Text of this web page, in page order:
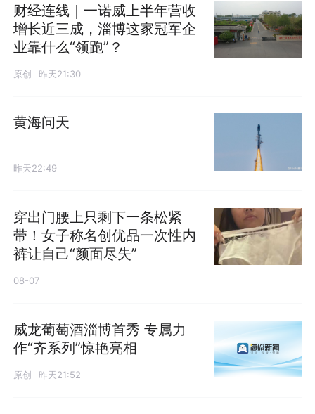
财经连线｜一诺威上半年营收
增长近三成，淄博这家冠军企
业靠什么“领跑”？
原创 昨天21:30
黄海问天
昨天22:49
穿出门腰上只剩下一条松紧
带！女子称名创优品一次性内
裤让自己“颜面尽失”
08-07
威龙葡萄酒淄博首秀 专属力
作“齐系列”惊艳亮相
原创 昨天21:52